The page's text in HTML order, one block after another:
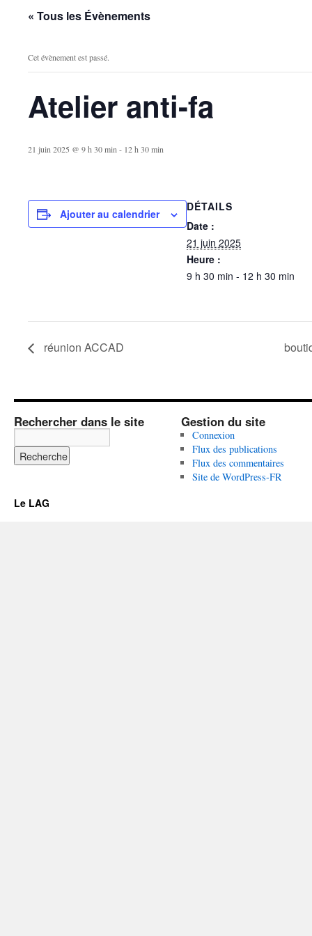
« Tous les Évènements
Cet évènement est passé.
Atelier anti-fa
21 juin 2025 @ 9 h 30 min - 12 h 30 min
Ajouter au calendrier
DÉTAILS
Date :
21 juin 2025
Heure :
9 h 30 min - 12 h 30 min
réunion ACCAD
Rechercher dans le site Gestion du site
Connexion
Flux des publications
Flux des commentaires
Site de WordPress-FR
Le LAG